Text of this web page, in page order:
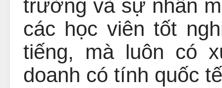
trường và sự nhấn
các học viên tốt
tiếng, mà luôn có
doanh có tính quốc